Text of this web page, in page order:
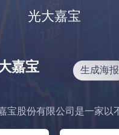
光大嘉宝
嘉宝 生成海报